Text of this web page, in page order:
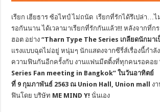
เรียก เฮียธาร ซ้อไทป์ ไม่ถนัด เรียกที่รักได้รึเปล่า…ไ
รอกันนาน ได้เวลามาเรียกที่รักกันแล้ว!!! หลังจากที่ก
ฮอต อย่าง“Tharn Type The Series เกลียดนักมา
แรงแบบฉุดไม่อยู่ หนุ่มๆ นักแสดงจากซีรี่ส์เรื่องนี้กำลั
ความฟินกันอีกครั้งกับ งานแฟนมีตติ้งที่ทุกคนรอคอย
Series Fan meeting in Bangkok”ในวันอาทิตย์
ที่ 9 กุมภาพันธ์ 2563 ณ Union Hall, Union mall ง
ฟินโดย บริษัท ME MIND Y! นั่นเอง